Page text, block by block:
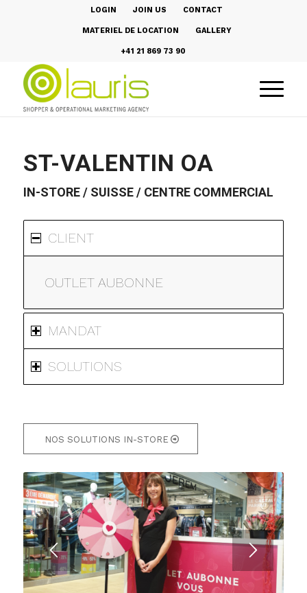
LOGIN JOIN US CONTACT
MATERIEL DE LOCATION GALLERY
+41 21 869 73 90
ST-VALENTIN OA
IN-STORE / SUISSE / CENTRE COMMERCIAL
CLIENT
OUTLET AUBONNE
MANDAT
SOLUTIONS
NOS SOLUTIONS IN-STORE